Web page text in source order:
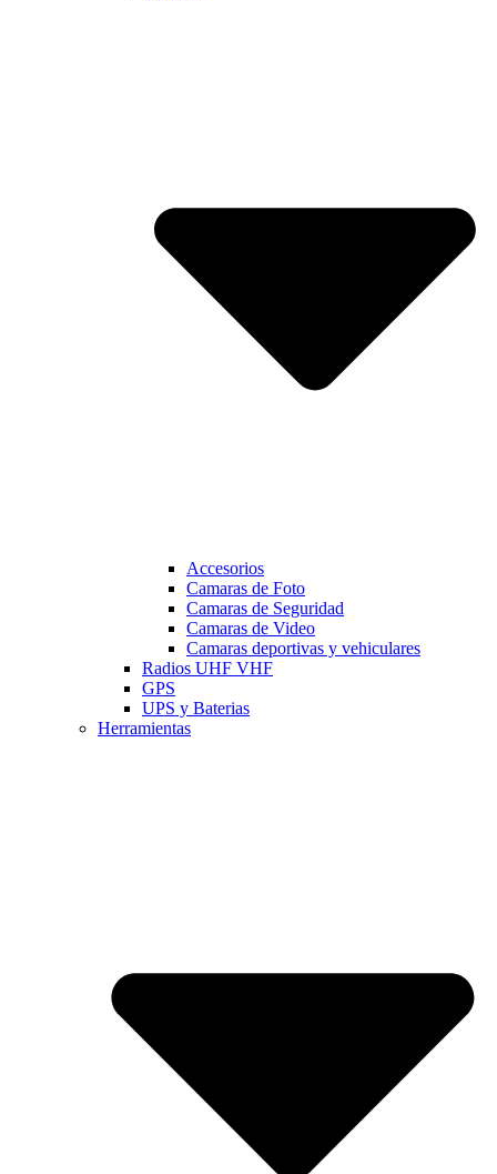
Accesorios
Camaras de Foto
Camaras de Seguridad
Camaras de Video
Camaras deportivas y vehiculares
Radios UHF VHF
GPS
UPS y Baterias
Herramientas